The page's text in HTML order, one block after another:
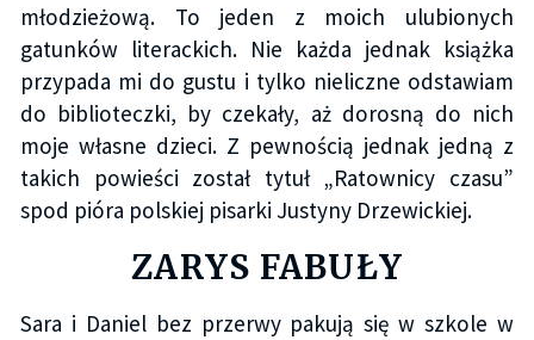
młodzieżową. To jeden z moich ulubionych
gatunków literackich. Nie każda jednak książka
przypada mi do gustu i tylko nieliczne odstawiam
do biblioteczki, by czekały, aż dorosną do nich
moje własne dzieci. Z pewnością jednak jedną z
takich powieści został tytuł „Ratownicy czasu”
spod pióra polskiej pisarki Justyny Drzewickiej.
ZARYS FABUŁY
Sara i Daniel bez przerwy pakują się w szkole w